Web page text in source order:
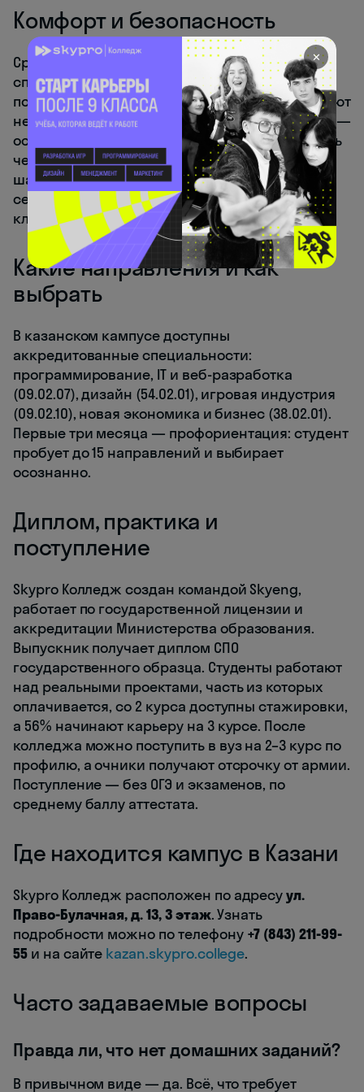
Комфорт и безопасность
Среда выстроена так, чтобы каждый мог
спокойно задавать вопросы, ошибаться и
постепенно раскрываться. В колледже работают
не только кураторы, но и психологи, а буллинг —
основание для отчисления. Помимо учёбы есть
чем заняться: киберспортивные турниры,
шахматные кружки, киновечера, спортивные
секции, хакатоны и мастер-классы. Часть
клубов запускают сами студенты.
Какие направления и как
выбрать
В казанском кампусе доступны
аккредитованные специальности:
программирование, IT и веб-разработка
(09.02.07), дизайн (54.02.01), игровая индустрия
(09.02.10), новая экономика и бизнес (38.02.01).
Первые три месяца — профориентация: студент
пробует до 15 направлений и выбирает
осознанно.
Диплом, практика и
поступление
Skypro Колледж создан командой Skyeng,
работает по государственной лицензии и
аккредитации Министерства образования.
Выпускник получает диплом СПО
государственного образца. Студенты работают
над реальными проектами, часть из которых
оплачивается, со 2 курса доступны стажировки,
а 56% начинают карьеру на 3 курсе. После
колледжа можно поступить в вуз на 2–3 курс по
профилю, а очники получают отсрочку от армии.
Поступление — без ОГЭ и экзаменов, по
среднему баллу аттестата.
Где находится кампус в Казани
Skypro Колледж расположен по адресуул.
Право-Булачная, д. 13, 3 этаж. Узнать
подробности можно по телефону +7 (843) 211-99-
55и на сайте kazan.skypro.college.
Часто задаваемые вопросы
Правда ли, что нет домашних заданий?
В привычном виде — да. Всё, что требует
✕